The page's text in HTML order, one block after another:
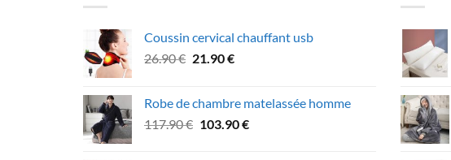
Coussin cervical chauffant usb
26.90€ Le
était :
26.90 €.
21.90€Le
est :
21.90 €.
Robe de chambre matelassée homme
117.90€ Le
103.90€Le